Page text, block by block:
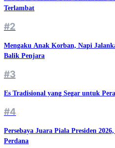
Terlambat
#2
Mengaku Anak Korban, Napi
Balik Penjara
#3
Es Tradisional yang Segar untuk
#4
Persebaya Juara Piala Presiden
Perdana